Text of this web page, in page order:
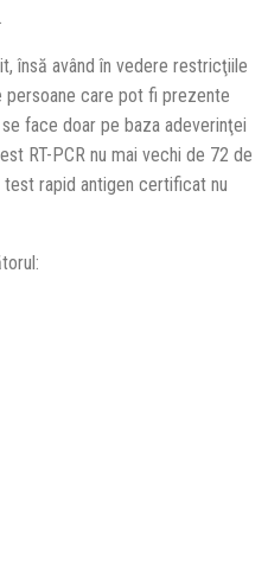
însă având în vedere restricţiile
persoane care pot fi prezente
face doar pe baza adeverinţei
RT-PCR nu mai vechi de 72 de
test rapid antigen certificat nu